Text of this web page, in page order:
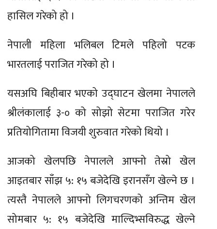
हासिल गरेको हो ।
नेपाली महिला भलिबल टिमले पहिलो पटक
भारतलाई पराजित गरेको हो ।
यसअघि बिहीबार भएको उद्घाटन खेलमा नेपालले
श्रीलंकालाई ३-० को सोझो सेटमा पराजित गरेर
प्रतियोगितामा विजयी शुरुवात गरेको थियो ।
आजको खेलपछि नेपालले आफ्नो तेस्रो खेल
आइतबार साँझ ५: १५ बजेदेखि इरानसँग खेल्ने छ ।
त्यस्तै नेपालले आफ्नो लिगचरणको अन्तिम खेल
सोमबार ५: १५ बजेदेखि माल्दिभ्सविरुद्ध खेल्ने